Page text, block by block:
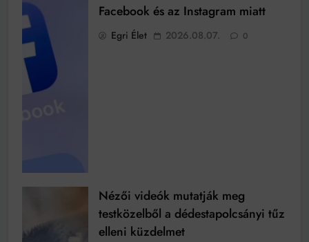
Facebook és az Instagram miatt
Egri Élet 2026.08.07. 0
Nézői videók mutatják meg
testközelből a dédestapolcsányi tűz
elleni küzdelmet